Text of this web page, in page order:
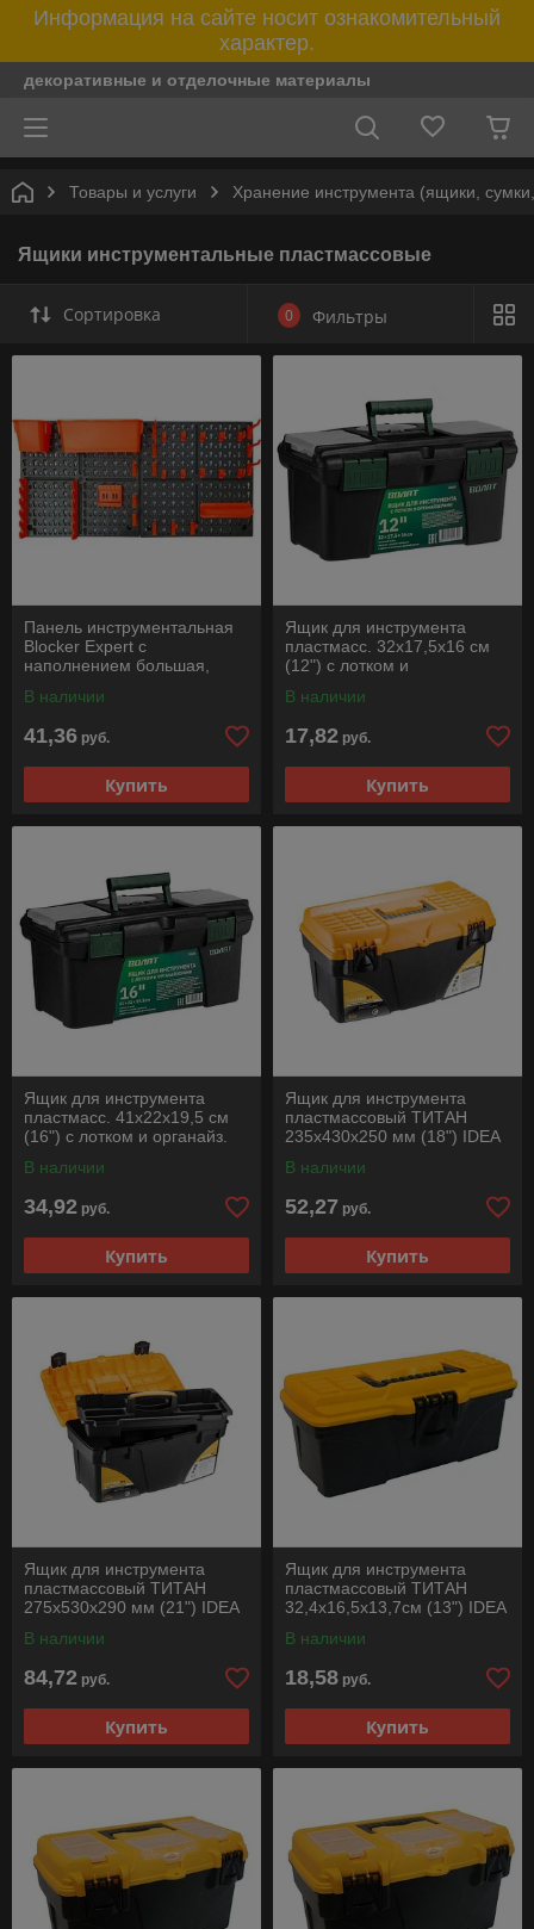
Информация на сайте носит ознакомительный
характер.
декоративные и отделочные материалы
Товары и услуги Хранение инструмента (ящики,
Ящики инструментальные пластмассовые
Сортировка 0 Фильтры
Панель инструментальная
Blocker Expert с
наполнением большая,
оранж., BLOCKER
В наличии
41,36 руб.
Купить
Ящик для инструмента
пластмасс. 32х17,5х16 см
(12") с лотком и
В наличии
17,82 руб.
Купить
Ящик для инструмента
пластмасс. 41х22х19,5 см
(16") с лотком и органайз.
В наличии
34,92 руб.
Купить
Ящик для инструмента
пластмассовый ТИТАН
235x430x250 мм (18") IDEA
В наличии
52,27 руб.
Купить
Ящик для инструмента
пластмассовый ТИТАН
275x530x290 мм (21") IDEA
В наличии
84,72 руб.
Купить
Ящик для инструмента
пластмассовый ТИТАН
32,4х16,5х13,7см (13") IDEA
В наличии
18,58 руб.
Купить